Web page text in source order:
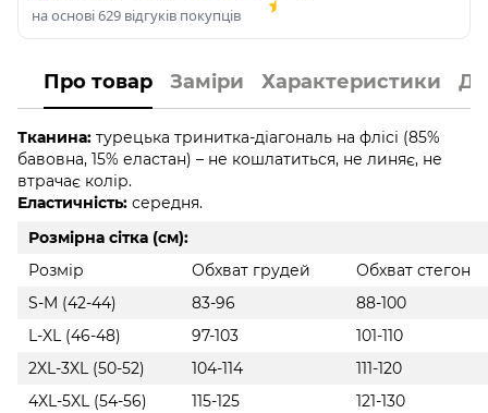
на основі 629 відгуків покупців
Про товар Заміри Характеристики
Тканина: турецька тринитка-діагональ на флісі (85%
бавовна, 15% еластан) – не кошлатиться, не линяє, не
втрачає колір.
Еластичність: середня.
Розмірна сітка (см):
Розмір
Обхват грудей
Обхват стегон
S-M (42-44)
83-96
88-100
L-XL (46-48)
97-103
101-110
2XL-3XL (50-52)
104-114
111-120
4XL-5XL (54-56)
115-125
121-130